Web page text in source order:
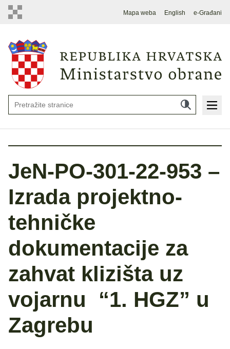
Mapa weba English e-Građani
JeN-PO-301-22-953 –
Izrada projektno-
tehničke
dokumentacije za
zahvat klizišta uz
vojarnu “1. HGZ” u
Zagrebu